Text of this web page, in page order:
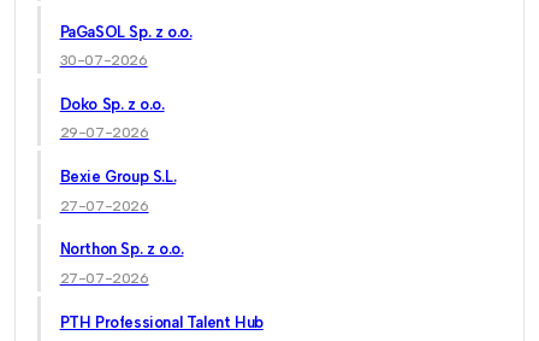
PaGaSOL Sp. z o.o.
30-07-2026
Doko Sp. z o.o.
29-07-2026
Bexie Group S.L.
27-07-2026
Northon Sp. z o.o.
27-07-2026
PTH Professional Talent Hub